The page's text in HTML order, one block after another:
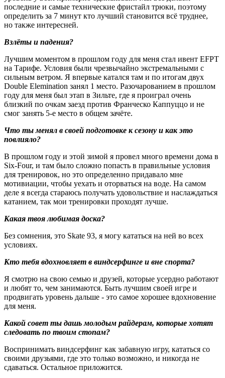
последние и самые технические фристайл трюки, поэтому
определить за 7 минут кто лучший становится всё труднее,
но также интересней.
Взлёты и падения?
Лучшим моментом в прошлом году для меня стал ивент EFPT
на Тарифе. Условия были чрезвычайно экстремальными с
сильным ветром. Я впервые катался там и по итогам двух
Double Elemination занял 1 место. Разочарованием в прошлом
году для меня был этап в Зильте, где я проиграл очень
близкий по очкам заезд против Франческо Каппуццо и не
смог занять 5-е место в общем зачёте.
Что ты менял в своей подготовке к сезону и как это
повлияло?
В прошлом году и этой зимой я провел много времени дома в
Six-Four, и там было сложно попасть в правильные условия
для тренировок, но это определенно придавало мне
мотивиации, чтобы уехать и оторваться на воде. На самом
деле я всегда стараюсь получать удовольствие и наслаждаться
катанием, так мои тренировки проходят лучше.
Какая твоя любимая доска?
Без сомнения, это Skate 93, я могу кататься на ней во всех
условиях.
Кто тебя вдохновляет в виндсерфинге и вне спорта?
Я смотрю на свою семью и друзей, которые усердно работают
и любят то, чем занимаются. Быть лучшим своей игре и
продвигать уровень дальше - это самое хорошее вдохновение
для меня.
Какой совет ты дашь молодым райдерам, которые хотят
следовать по твоим стопам?
Воспринимать виндсерфинг как забавную игру, кататься со
своими друзьями, где это только возможно, и никогда не
сдаваться. Остальное приложится.